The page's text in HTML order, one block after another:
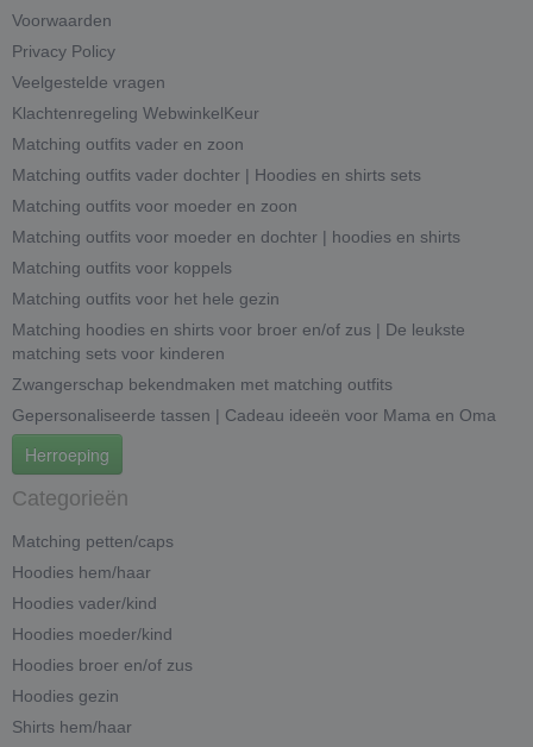
Voorwaarden
Privacy Policy
Veelgestelde vragen
Klachtenregeling WebwinkelKeur
Matching outfits vader en zoon
Matching outfits vader dochter | Hoodies en shirts sets
Matching outfits voor moeder en zoon
Matching outfits voor moeder en dochter | hoodies en shirts
Matching outfits voor koppels
Matching outfits voor het hele gezin
Matching hoodies en shirts voor broer en/of zus | De leukste
matching sets voor kinderen
Zwangerschap bekendmaken met matching outfits
Gepersonaliseerde tassen | Cadeau ideeën voor Mama en Oma
Herroeping
Categorieën
Matching petten/caps
Hoodies hem/haar
Hoodies vader/kind
Hoodies moeder/kind
Hoodies broer en/of zus
Hoodies gezin
Shirts hem/haar